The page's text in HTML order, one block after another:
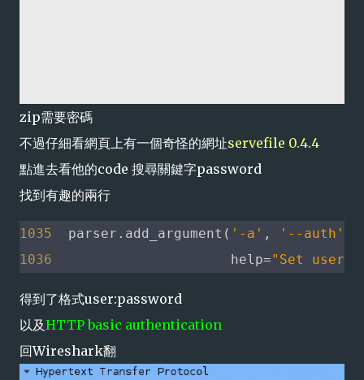
zip需要密碼
不過仔細看網頁上有一個奇怪的網址servefile 0.4.4
點進去看他的code 搜尋關鍵字password
找到有趣的兩行
1035 parser . add_argument ( '-a' , '--auth'
1036
help="Set user
得到了格式user:password
以及HTTP basic authentication
回Wireshark翻